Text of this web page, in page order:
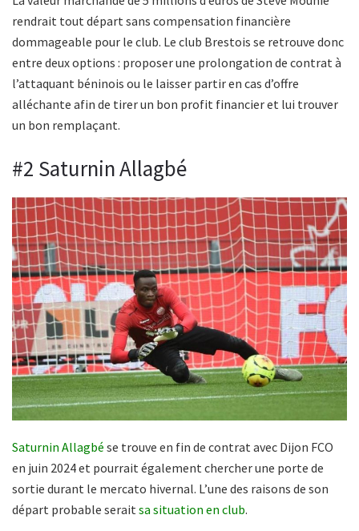
rendrait tout départ sans compensation financière
dommageable pour le club. Le club Brestois se retrouve donc
entre deux options : proposer une prolongation de contrat à
l’attaquant béninois ou le laisser partir en cas d’offre
alléchante afin de tirer un bon profit financier et lui trouver
un bon remplaçant.
#2 Saturnin Allagbé
Saturnin Allagbé se trouve en fin de contrat avec Dijon FCO
en juin 2024 et pourrait également chercher une porte de
sortie durant le mercato hivernal. L’une des raisons de son
départ probable serait sa situation en club.